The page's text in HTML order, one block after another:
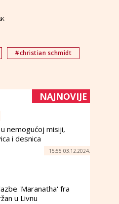
#christian schmidt
NAJNOVIJE
nemogućoj misiji,
i desnica
15:55 03.12.2024.
'Maranatha' fra
u Livnu